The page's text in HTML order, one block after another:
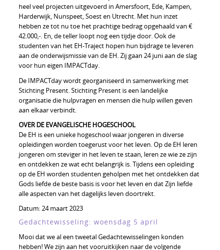
heel veel projecten uitgevoerd in Amersfoort, Ede, Kampen,
Harderwijk, Nunspeet, Soest en Utrecht. Met hun inzet
hebben ze tot nu toe het prachtige bedrag opgehaald van €
42.000,-. En, de teller loopt nog een tijdje door. Ook de
studenten van het EH-Traject hopen hun bijdrage te leveren
aan de onderwijsmissie van de EH. Zij gaan 24 juni aan de slag
voor hun eigen IMPACTday.
De IMPACTday wordt georganiseerd in samenwerking met
Stichting Present. Stichting Present is een landelijke
organisatie die hulpvragen en mensen die hulp willen geven
aan elkaar verbindt.
OVER DE EVANGELISCHE HOGESCHOOL
De EH is een unieke hogeschool waar jongeren in diverse
opleidingen worden toegerust voor het leven. Op de EH leren
jongeren om steviger in het leven te staan, leren ze wie ze zijn
en ontdekken ze wat echt belangrijk is. Tijdens een opleiding
op de EH worden studenten geholpen met het ontdekken dat
Gods liefde de beste basis is voor het leven en dat Zijn liefde
alle aspecten van het dagelijks leven doortrekt.
Datum:24 maart 2023
Gedachtewisseling: woensdag 5 april
Mooi dat we al een tweetal Gedachtewisselingen konden
hebben! We zijn aan het vooruitkijken naar de volgende